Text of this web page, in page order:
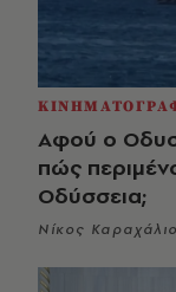
Αφού ο
πώς
Οδύσσεια;
Νίκος